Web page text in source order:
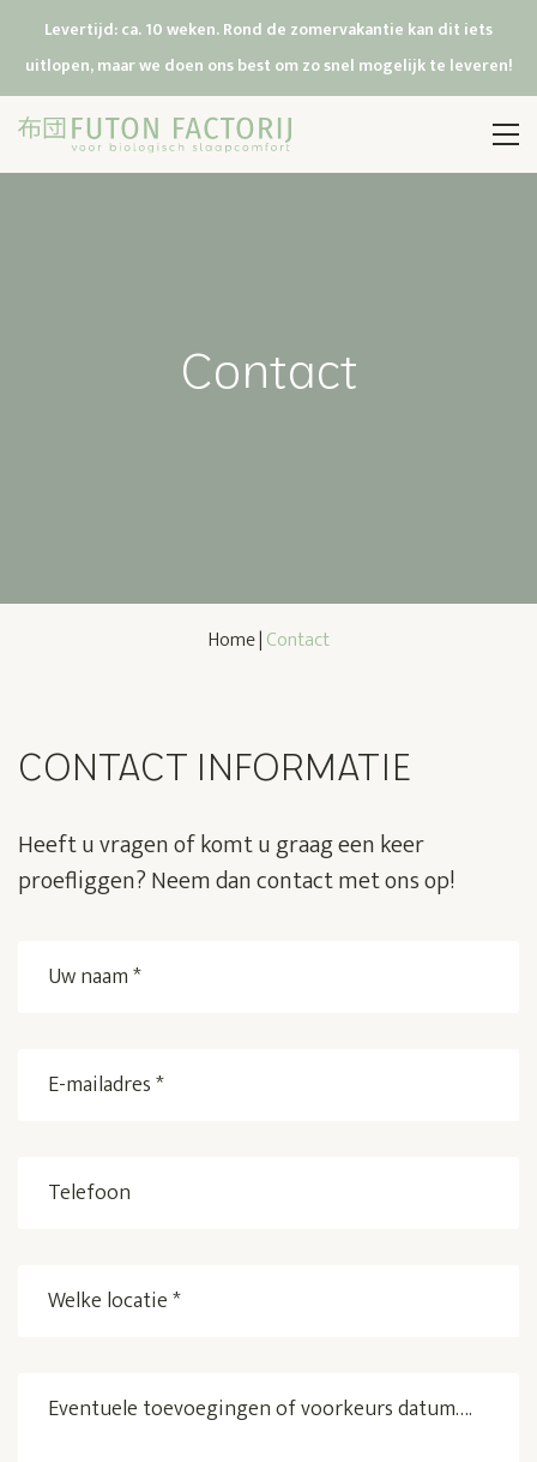
Levertijd: ca. 10 weken. Rond de zomervakantie kan dit iets
uitlopen, maar we doen ons best om zo snel mogelijk te leveren!
Contact
Home|Contact
CONTACT INFORMATIE
Heeft u vragen of komt u graag een keer
proefliggen? Neem dan contact met ons op!
naam
mailadres
locatie
toevoegingen